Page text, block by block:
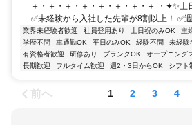
＋・＋・＋・＋・＋・＋・＋・＋ ・✦✨土
✅未経験から入社した先輩が8割以上！ ✅
業界未経験者歓迎 社員登用あり 土日祝のみOK 主
学歴不問
車通勤OK 平日のみOK 経験不問 未経験
有資格者歓迎
研修あり ブランクOK オープニング
長期歓迎
フルタイム歓迎 週2・3日からOK シフト
前へ 1 2 3 4